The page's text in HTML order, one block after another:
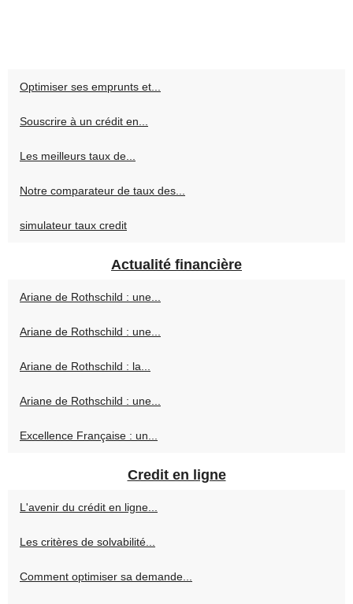
Optimiser ses emprunts et...
Souscrire à un crédit en...
Les meilleurs taux de...
Notre comparateur de taux des...
simulateur taux credit
Actualité financière
Ariane de Rothschild : une...
Ariane de Rothschild : une...
Ariane de Rothschild : la...
Ariane de Rothschild : une...
Excellence Française : un...
Credit en ligne
L'avenir du crédit en ligne...
Les critères de solvabilité...
Comment optimiser sa demande...